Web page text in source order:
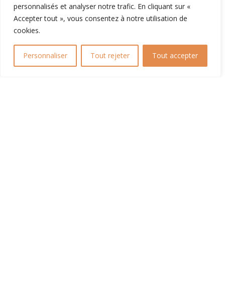
personnalisés et analyser notre trafic. En cliquant sur «
Accepter tout », vous consentez à notre utilisation de
cookies.
Personnaliser Tout rejeter Tout accepter